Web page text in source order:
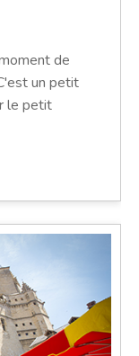
de
un petit
le petit